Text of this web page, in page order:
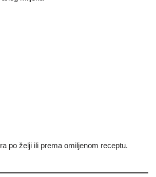
po želji ili prema omiljenom receptu.